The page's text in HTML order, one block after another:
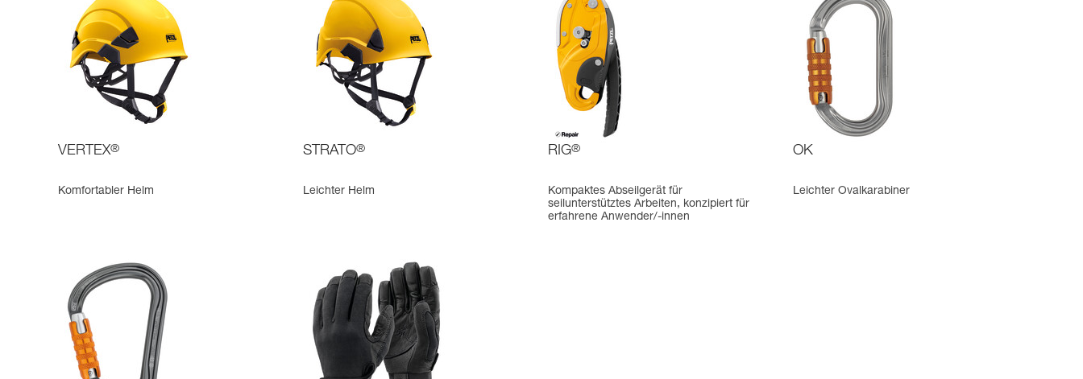
VERTEX®
Komfortabler Helm
STRATO®
Leichter Helm
RIG®
Kompaktes Abseilgerät für
seilunterstütztes Arbeiten, konzipiert für
erfahrene Anwender/-innen
OK
Leichter Ovalkarabiner